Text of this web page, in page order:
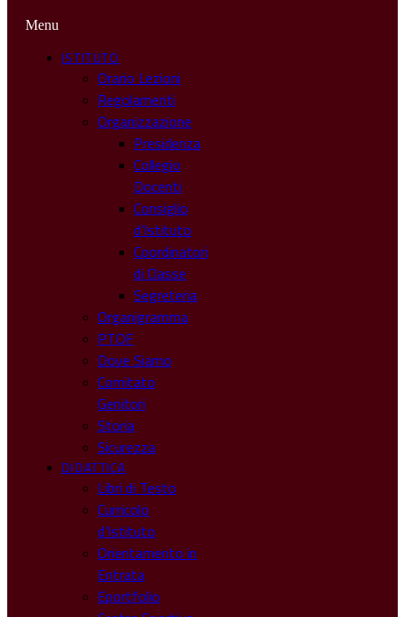
Menu
ISTITUTO
Orario Lezioni
Regolamenti
Organizzazione
Presidenza
Collegio
Docenti
Consiglio
d’Istituto
Coordinatori
di Classe
Segreteria
Organigramma
PTOF
Dove Siamo
Comitato
Genitori
Storia
Sicurezza
DIDATTICA
Libri di Testo
Curricolo
d’Istituto
Orientamento in
Entrata
Eportfolio